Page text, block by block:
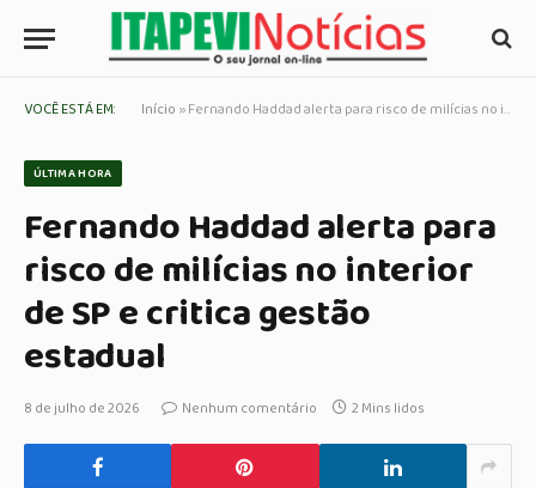
VOCÊ ESTÁ EM: Início »Fernando Haddad alerta para risco de milícias no interior de SP e critica gestão estadual
ÚLTIMA HORA
Fernando Haddad alerta para
risco de milícias no interior
de SP e critica gestão
estadual
8 de julho de 2026 Nenhum comentário 2 Mins lidos